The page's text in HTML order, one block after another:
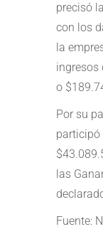
precisó
con los
la
ingresos
o
Por su
participó
las
Fuente: